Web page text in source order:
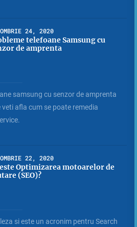
24, 2020
telefoane Samsung cu
de amprenta
samsung cu senzor de amprenta
afla cum se poate remedia
22, 2020
este Optimizarea motoarelor de
(SEO)?
si este un acronim pentru Search